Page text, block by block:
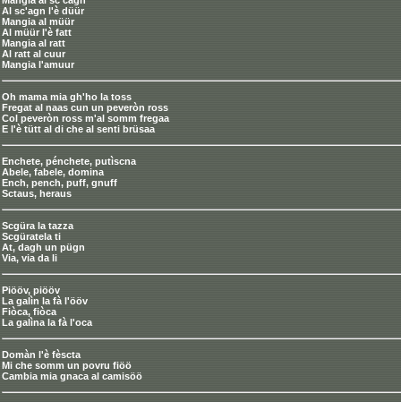
Al sc'agn l'è düür
Mangia al müür
Al müür l'è fatt
Mangia al ratt
Al ratt al cuur
Mangia l'amuur
Oh mama mia gh'ho la toss
Fregat al naas cun un peveròn ross
Col peveròn ross m'al somm fregaa
E l'è tütt al di che al senti brüsaa
Enchete, pénchete, putìscna
Abele, fabele, domina
Ench, pench, puff, gnuff
Sctaus, heraus
Scgüra la tazza
Scgüratela ti
At, dagh un pügn
Via, via da li
Piööv, piööv
La galìn la fà l'ööv
Fiòca, fiòca
La galìna la fà l'oca
Domàn l'è fèscta
Mi che somm un povru fiöö
Cambia mia gnaca al camisöö